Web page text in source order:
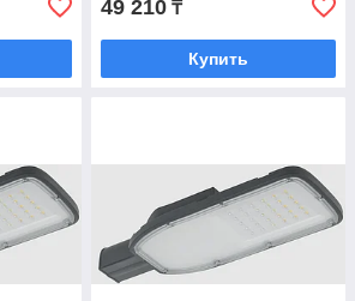
заказа в ТОО "ILA"
Оформление заказа.
49 210 ₸
Купить